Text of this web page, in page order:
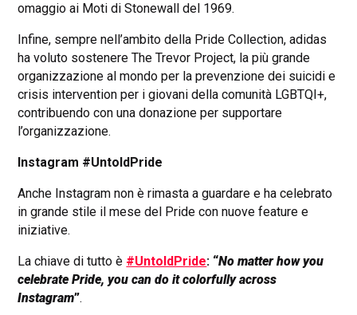
omaggio ai Moti di Stonewall del 1969.
Infine, sempre nell’ambito della Pride Collection, adidas
ha voluto sostenere The Trevor Project, la più grande
organizzazione al mondo per la prevenzione dei suicidi e
crisis intervention per i giovani della comunità LGBTQI+,
contribuendo con una donazione per supportare
l’organizzazione.
Instagram #UntoldPride
Anche Instagram non è rimasta a guardare e ha celebrato
in grande stile il mese del Pride con nuove feature e
iniziative.
La chiave di tutto è #UntoldPride: “No matter how you
celebrate Pride, you can do it colorfully across
Instagram”.